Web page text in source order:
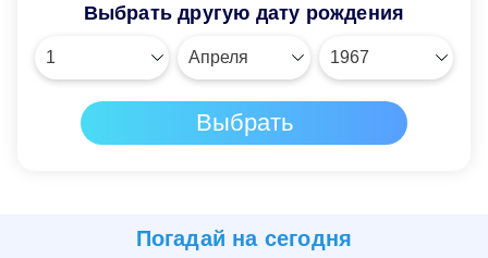
Выбрать другую дату рождения
Погадай на сегодня